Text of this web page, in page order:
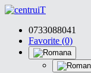
0733088041
Favorite (0)